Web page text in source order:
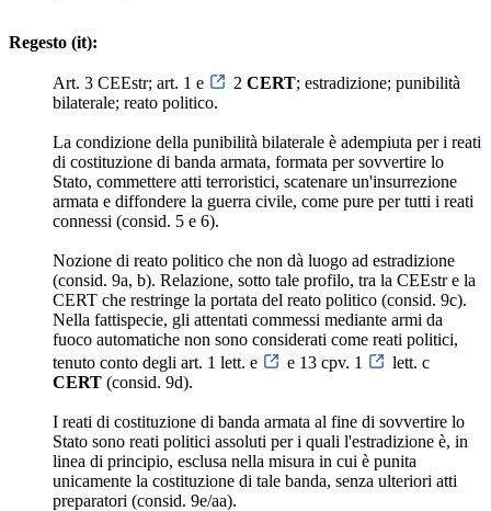
Regesto (it):
Art. 3 CEEstr; art. 1 e 2 CERT; estradizione; punibilità
bilaterale; reato politico.
La condizione della punibilità bilaterale è adempiuta per i reati
di costituzione di banda armata, formata per sovvertire lo
Stato, commettere atti terroristici, scatenare un'insurrezione
armata e diffondere la guerra civile, come pure per tutti i reati
connessi (consid. 5 e 6).
Nozione di reato politico che non dà luogo ad estradizione
(consid. 9a, b). Relazione, sotto tale profilo, tra la CEEstr e la
CERT che restringe la portata del reato politico (consid. 9c).
Nella fattispecie, gli attentati commessi mediante armi da
fuoco automatiche non sono considerati come reati politici,
tenuto conto degli art. 1 lett. e
e 13 cpv. 1
lett. c
CERT (consid. 9d).
I reati di costituzione di banda armata al fine di sovvertire lo
Stato sono reati politici assoluti per i quali l'estradizione è, in
linea di principio, esclusa nella misura in cui è punita
unicamente la costituzione di tale banda, senza ulteriori atti
preparatori (consid. 9e/aa).